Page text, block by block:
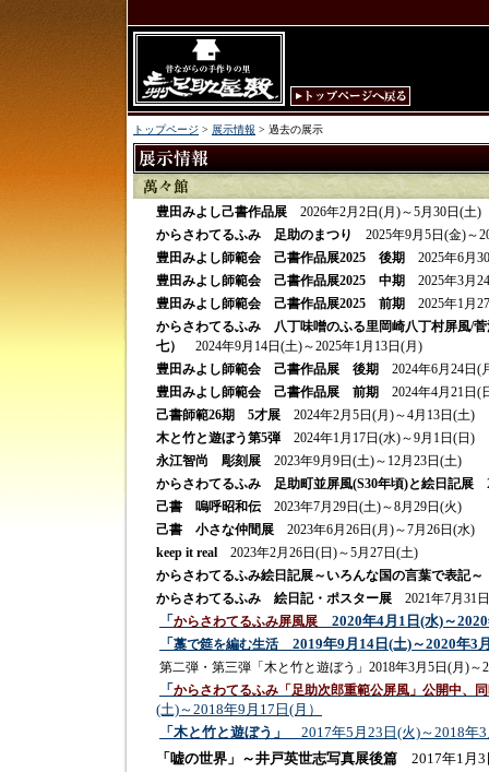
トップページ > 展示情報 > 過去の展示
豊田みよし己書作品展 2026年2月2日(月)～5月30日(土)
からさわてるふみ 足助のまつり
2025年9月5日(金)～
豊田みよし師範会 己書作品展2025 後期 2025年6月
豊田みよし師範会 己書作品展2025 中期 2025年3月
豊田みよし師範会 己書作品展2025 前期 2025年1月
からさわてるふみ 八丁味噌のふる里岡崎八丁村屏風/
七）
2024年9月14日(土)～2025年1月13日(月)
豊田みよし師範会 己書作品展 後期 2024年6月24日(
豊田みよし師範会 己書作品展
前期 2024年4月21日(
己書師範26期 5才展 2024年2月5日(月)～4月13日(土)
木と竹と遊ぼう第5弾 2024年1月17日(水)～9月1日(日)
永江智尚 彫刻展 2023年9月9日(土)～12月23日(土)
からさわてるふみ 足助町並屏風(S30年頃)と絵日記展
己書 嗚呼昭和伝2023年7月29日(土)～8月29日(火)
己書 小さな仲間展 2023年6月26日(月)～7月26日(水)
keep it real 2023年2月26日(日)～5月27日(土)
からさわてるふみ絵日記展～いろんな国の言葉で表記～
からさわてるふみ 絵日記・ポスター展 2021年7月31
「 からさわてるふみ屏風展 2020年4月1日(水)～
「 藁で筵を編む生活 2019年9月14日(土)～2020年3
第二弾・第三弾「木と竹と遊ぼう」2018年3月5日(月)～
「 からさわてるふみ「足助次郎重範公屏風」公開中、
(土)～2018年9月17日(月）
「木と竹と遊ぼう」
2017年5月23日(火)～2018年
「嘘の世界」～井戸英世志写真展後篇 2017年1月3